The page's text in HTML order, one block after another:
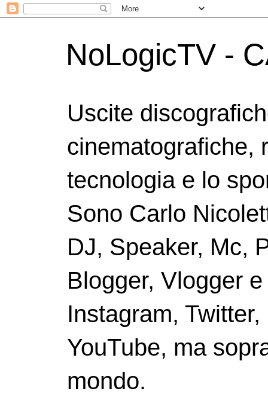
NoLogicTV -
Uscite
cinematografiche,
tecnologia e lo
Sono Carlo
DJ, Speaker, Mc,
Blogger, Vlogger
Instagram,
YouTube, ma
mondo.